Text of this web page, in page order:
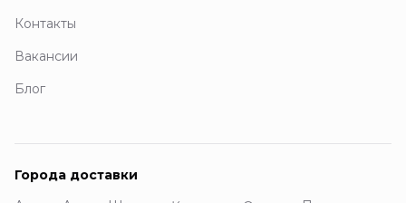
Контакты
Вакансии
Блог
Города доставки